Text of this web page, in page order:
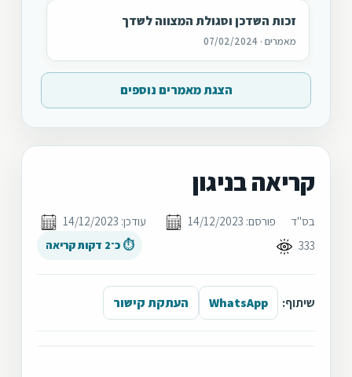
זכות השדכן וסגולת המצווה לשדך
מאמרים · 07/02/2024
הצגת מאמרים נוספים
קריאה בניגון
בס"ד פורסם: 14/12/2023
עודכן: 14/12/2023
333
⏱ כ־2 דקות קריאה
שיתוף: WhatsApp העתקת קישור